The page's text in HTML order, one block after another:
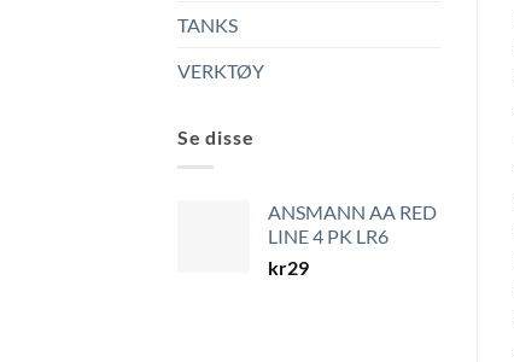
TANKS
VERKTØY
Se disse
ANSMANN AA RED
LINE 4 PK LR6
kr29